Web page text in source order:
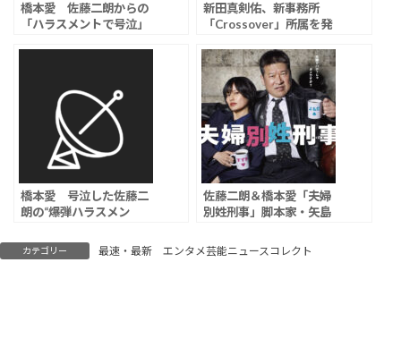
橋本愛 佐藤二朗からの
「ハラスメントで号泣」
距離感”とは？
新田真剣佑、新事務所
「Crossover」所属を発
橋本愛 号泣した佐藤二
朗の“爆弾ハラスメン
み…」「発端はボディタ
ッチ」
佐藤二朗＆橋本愛「夫婦
別姓刑事」脚本家・矢島
に。誰も幸せにならん」
「事実と解釈が捻じ曲げ
カテゴリー 最速・最新 エンタメ芸能ニュースコレクト